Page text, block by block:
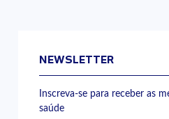
NEWSLETTER
Inscreva-se para receber as
saúde